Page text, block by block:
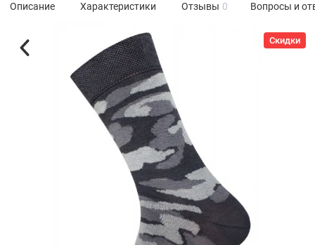
Описание Характеристики Отзывы 0 Вопросы и
Скидки